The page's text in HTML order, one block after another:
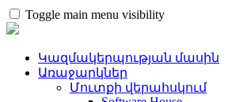
Toggle main menu visibility
Կազմակերպության մասին
Առաջարկներ
Մուտքի վերահսկում